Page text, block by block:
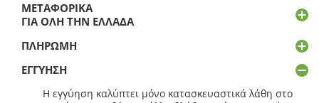
ΜΕΤΑΦΟΡΙΚΆ
ΓΙΑ ΌΛΗ ΤΗΝ ΕΛΛΆΔΑ
ΠΛΗΡΩΜΉ
ΕΓΓΎΗΣΗ
Η εγγύηση καλύπτει μόνο κατασκευαστικά λάθη στο